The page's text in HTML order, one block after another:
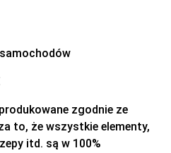
zgodnie ze
to, że wszystkie elementy,
itd. są w 100%